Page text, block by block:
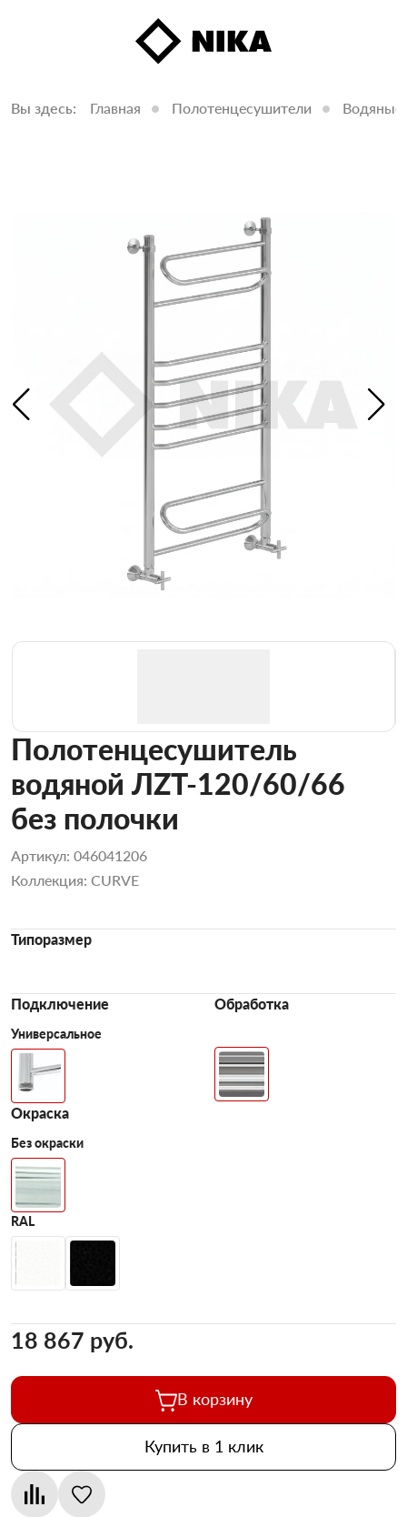
Вы здесь: Главная Полотенцесушители Водяные
Полотенцесушитель
водяной ЛZT-120/60/66
без полочки
Артикул: 046041206
Коллекция: CURVE
Типоразмер
Подключение
Универсальное
Обработка
Окраска
Без окраски
RAL
18 867 pуб.
В корзину
Купить в 1 клик